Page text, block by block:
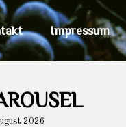
Impressum
2026